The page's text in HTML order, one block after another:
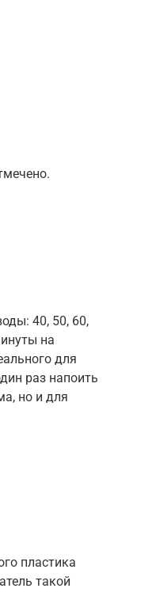
40, 50, 60,
на
для
раз напоить
но и для
пластика
такой